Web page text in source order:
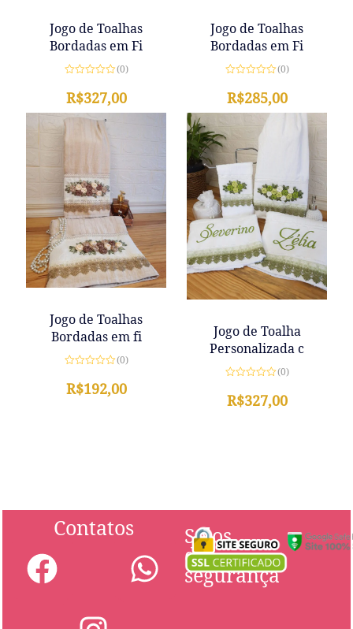
Jogo de Toalhas
Bordadas em Fi
0
de
5
(0)
R$327,00
Jogo de Toalhas
Bordadas em Fi
0
de
5
(0)
R$285,00
Jogo de Toalhas
Bordadas em fi
0
de
(0)
R$192,00
Jogo de Toalha
Personalizada c
0
de
(0)
R$327,00
Contatos Selos
de
segurança